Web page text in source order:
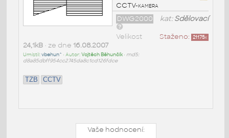
CCTV-kamera
kat:Sdělovací
DWG2000
Staženo: 21175x
Velikost
24,1kB• ze dne 16.08.2007
Umístil:vbehun^ • Autor:Vojtěch Běhunčík• md5:
d8a85dbff954cc2745da8c1cd126fdce
TZB CCTV
Vaše hodnocení: